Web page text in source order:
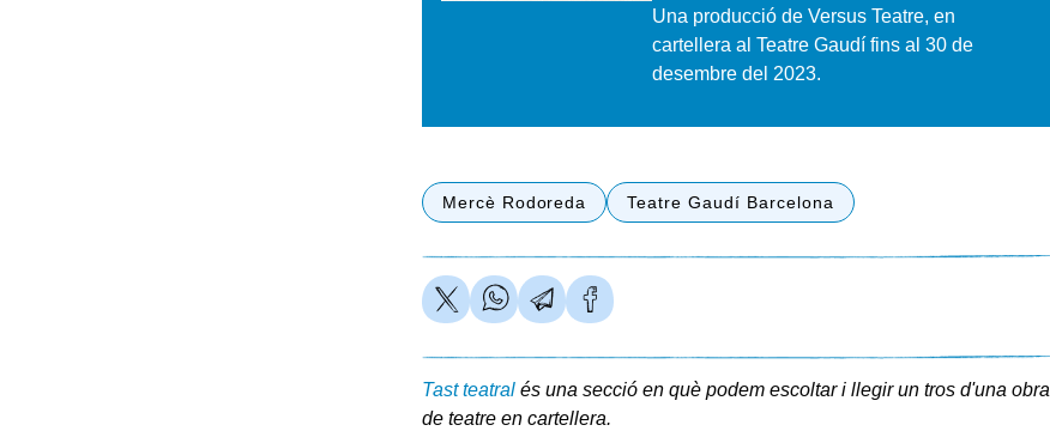
Una producció de Versus Teatre, en
cartellera al Teatre Gaudí fins al 30 de
desembre del 2023.
Mercè Rodoreda Teatre Gaudí Barcelona
Tast teatralés una secció en què podem escoltar i llegir un tros d'una obra
de teatre en cartellera.